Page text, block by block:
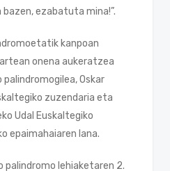
ezabatuta mina!”.
kanpoan
onena aukeratzea
palindromogilea, Oskar
zuzendaria eta
Udal Euskaltegiko
epaimahaiaren lana.
palindromo lehiaketaren 2.